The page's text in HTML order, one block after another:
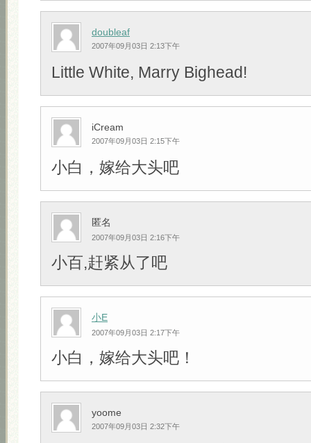
doubleaf
2007年09月03日 2:13下午
Little White, Marry Bighead!
iCream
2007年09月03日 2:15下午
小白，嫁给大头吧
匿名
2007年09月03日 2:16下午
小百,赶紧从了吧
小E
2007年09月03日 2:17下午
小白，嫁给大头吧！
yoome
2007年09月03日 2:32下午